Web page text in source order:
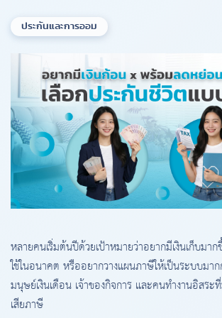
ประกันและการออม
หลายคนเริ่มต้นปีด้วยเป้าหมายว่าอยากมีเงินเก็บมา
ใช้ในอนาคต หรืออยากวางแผนภาษีให้เป็นระบบมาก
มนุษย์เงินเดือน เจ้าของกิจการ และคนทำงานอิสระ
เสียภาษี